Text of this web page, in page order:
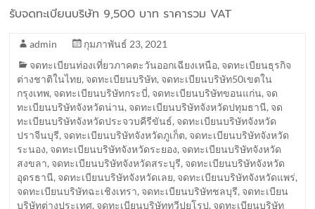
รับจดทะเบียนบริษัท 9,500 บาท ราคารวม VAT
admin
กุมภาพันธ์ 23, 2021
จดทะเบียนท่องเที่ยวภาคตะวันออกเฉียงเหนือ, จดทะเบียนธุรกิจ
ต่างชาติในไทย, จดทะเบียนบริษัท, จดทะเบียนบริษัท50เขตใน
กรุงเทพ, จดทะเบียนบริษัทกระบี่, จดทะเบียนบริษัทขอนแก่น, จด
ทะเบียนบริษัทจังหวัดน่าน, จดทะเบียนบริษัทจังหวัดปทุมธานี, จด
ทะเบียนบริษัทจังหวัดประจวบคีรีขันธ์, จดทะเบียนบริษัทจังหวัด
ปราจีนบุรี, จดทะเบียนบริษัทจังหวัดภูเก็ต, จดทะเบียนบริษัทจังหวัด
ระนอง, จดทะเบียนบริษัทจังหวัดระยอง, จดทะเบียนบริษัทจังหวัด
สงขลา, จดทะเบียนบริษัทจังหวัดสระบุรี, จดทะเบียนบริษัทจังหวัด
อุดรธานี, จดทะเบียนบริษัทจังหวัดเลย, จดทะเบียนบริษัทจังหวัดแพร่,
จดทะเบียนบริษัทฉะเชิงเทรา, จดทะเบียนบริษัทชลบุรี, จดทะเบียน
บริษัทต่างประเทศ, จดทะเบียนบริษัททวีปยุโรป, จดทะเบียนบริษัท